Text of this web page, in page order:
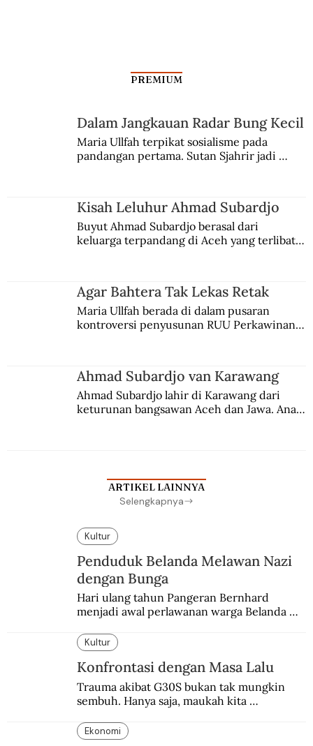
Penyakit Asma Memicu Penciptaan Alat
PREMIUM
Dalam Jangkauan Radar Bung Kecil
Maria Ullfah terpikat sosialisme pada
pandangan pertama. Sutan Sjahrir jadi
Kisah Leluhur Ahmad Subardjo
Buyut Ahmad Subardjo berasal dari
keluarga terpandang di Aceh yang terlibat
Agar Bahtera Tak Lekas Retak
Maria Ullfah berada di dalam pusaran
kontroversi penyusunan RUU Perkawinan.
Ahmad Subardjo van Karawang
Ahmad Subardjo lahir di Karawang dari
keturunan bangsawan Aceh dan Jawa. Anak
ARTIKEL LAINNYA
Selengkapnya
Kultur
Penduduk Belanda Melawan Nazi
dengan Bunga
Hari ulang tahun Pangeran Bernhard
menjadi awal perlawanan warga Belanda
anyelir favorit sang pangeran menjadi
simbol perlawanan.
Kultur
Konfrontasi dengan Masa Lalu
Trauma akibat G30S bukan tak mungkin
sembuh. Hanya saja, maukah kita
Ekonomi